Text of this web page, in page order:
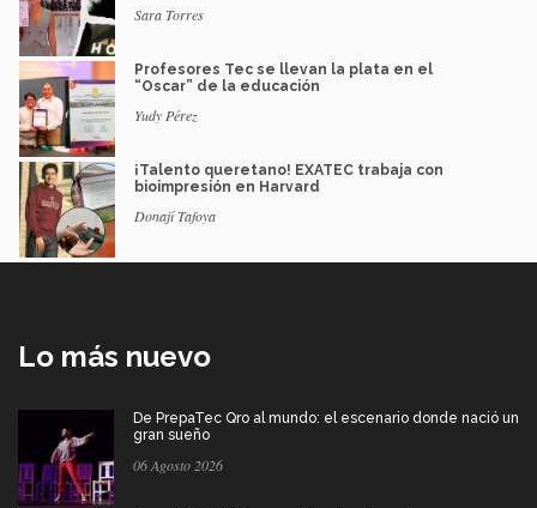
Sara Torres
Profesores Tec se llevan la plata en el
“Oscar” de la educación
Yudy Pérez
¡Talento queretano! EXATEC trabaja con
bioimpresión en Harvard
Donají Tafoya
Lo más nuevo
De PrepaTec Qro al mundo: el escenario donde nació un
gran sueño
06 Agosto 2026